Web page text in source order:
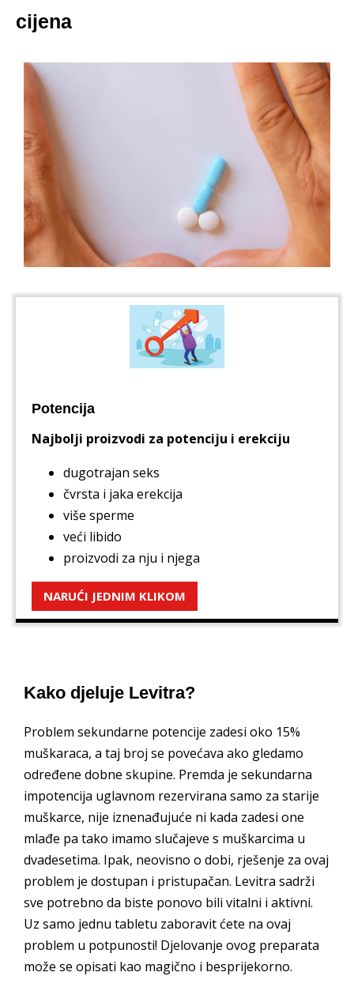
cijena
Potencija
Najbolji proizvodi za potenciju i erekciju
dugotrajan seks
čvrsta i jaka erekcija
više sperme
veći libido
proizvodi za nju i njega
NARUĆI JEDNIM KLIKOM
Kako djeluje Levitra?
Problem sekundarne potencije zadesi oko 15%
muškaraca, a taj broj se povećava ako gledamo
određene dobne skupine. Premda je sekundarna
impotencija uglavnom rezervirana samo za starije
muškarce, nije iznenađujuće ni kada zadesi one
mlađe pa tako imamo slučajeve s muškarcima u
dvadesetima. Ipak, neovisno o dobi, rješenje za ovaj
problem je dostupan i pristupačan. Levitra sadrži
sve potrebno da biste ponovo bili vitalni i aktivni.
Uz samo jednu tabletu zaboravit ćete na ovaj
problem u potpunosti! Djelovanje ovog preparata
može se opisati kao magično i besprijekorno.